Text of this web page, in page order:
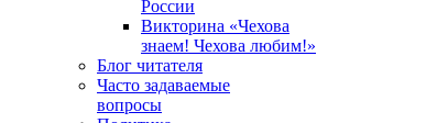
России
Викторина «Чехова
знаем! Чехова любим!»
Блог читателя
Часто задаваемые
вопросы